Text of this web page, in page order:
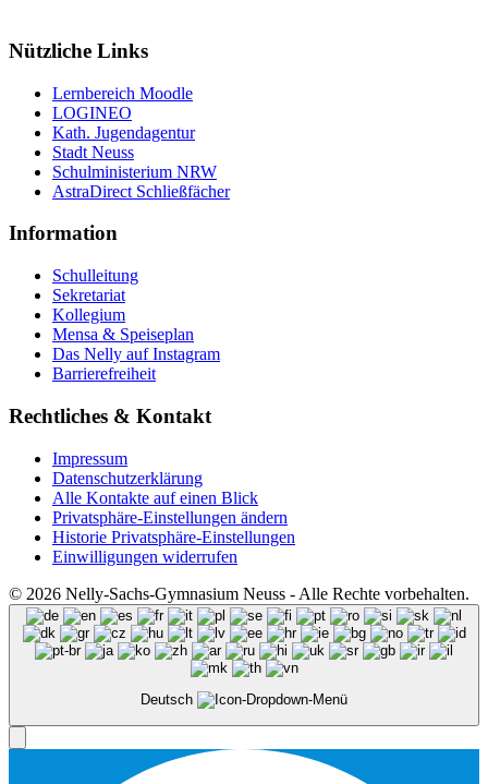
Nützliche Links
Lernbereich Moodle
LOGINEO
Kath. Jugendagentur
Stadt Neuss
Schulministerium NRW
AstraDirect Schließfächer
Information
Schulleitung
Sekretariat
Kollegium
Mensa & Speiseplan
Das Nelly auf Instagram
Barrierefreiheit
Rechtliches & Kontakt
Impressum
Datenschutzerklärung
Alle Kontakte auf einen Blick
Privatsphäre-Einstellungen ändern
Historie Privatsphäre-Einstellungen
Einwilligungen widerrufen
© 2026 Nelly-Sachs-Gymnasium Neuss - Alle Rechte vorbehalten.
Deutsch